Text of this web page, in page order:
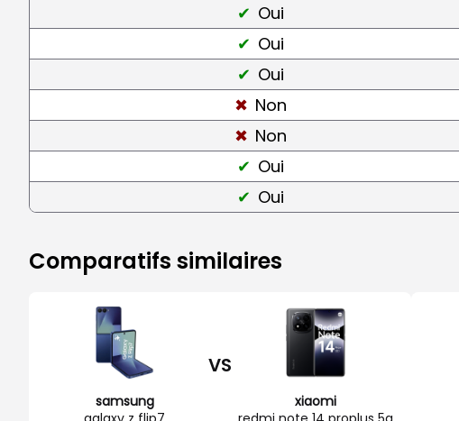
Oui
Oui
Oui
Non
Non
Oui
Oui
Comparatifs similaires
samsung
VS
xiaomi